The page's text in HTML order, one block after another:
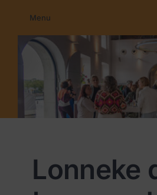
inhoud
Menu
Home
Membership
Programma’s
Lonneke